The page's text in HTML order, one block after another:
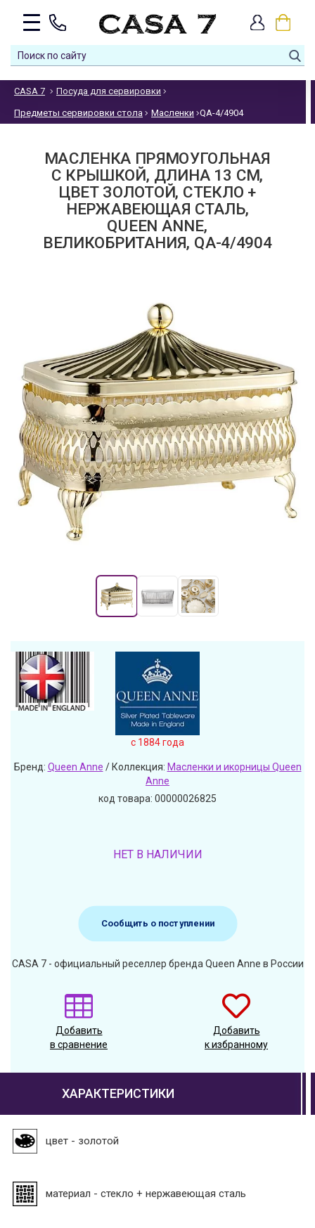
CASA 7 Посуда для сервировки
Предметы сервировки стола Масленки QA-4/4904
МАСЛЕНКА ПРЯМОУГОЛЬНАЯ
С КРЫШКОЙ, ДЛИНА 13 СМ,
ЦВЕТ ЗОЛОТОЙ, СТЕКЛО +
НЕРЖАВЕЮЩАЯ СТАЛЬ,
QUEEN ANNE,
ВЕЛИКОБРИТАНИЯ, QA-4/4904
c 1884 года
Бренд: Queen Anne / Коллекция: Масленки и икорницы Queen
Anne
код товара: 00000026825
НЕТ В НАЛИЧИИ
Сообщить о поступлении
CASA 7 - официальный реселлер бренда Queen Anne в России
Добавить
в сравнение
Добавить
к избранному
ХАРАКТЕРИСТИКИ
цвет - золотой
материал - стекло + нержавеющая сталь